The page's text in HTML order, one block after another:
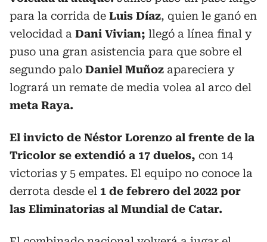
para la corrida de Luis Díaz, quien le ganó en
velocidad a Dani Vivian; llegó a línea final y
puso una gran asistencia para que sobre el
segundo palo Daniel Muñoz apareciera y
logrará un remate de media volea al arco del
meta Raya.
El invicto de Néstor Lorenzo al frente de la
Tricolor se extendió a 17 duelos, con 14
victorias y 5 empates. El equipo no conoce la
derrota desde el 1 de febrero del 2022 por
las Eliminatorias al Mundial de Catar.